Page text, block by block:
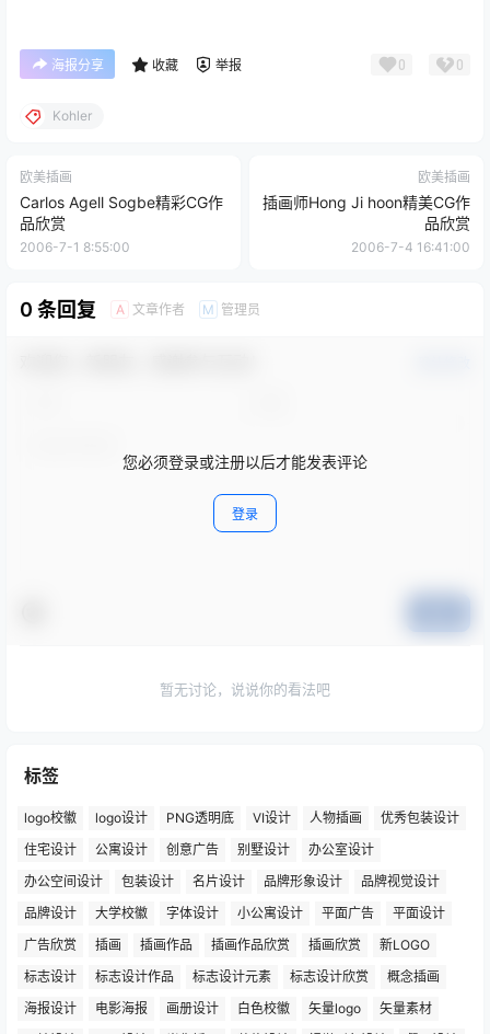
海报分享 收藏 举报 0 0
Kohler
欧美插画
Carlos Agell Sogbe精彩CG作
品欣赏
2006-7-1 8:55:00
欧美插画
插画师Hong Ji hoon精美CG作
品欣赏
2006-7-4 16:41:00
0 条回复 A 文章作者 M 管理员
您必须登录或注册以后才能发表评论
登录
暂无讨论，说说你的看法吧
标签
logo校徽 logo设计 PNG透明底 VI设计 人物插画
优秀包装设计
住宅设计
公寓设计 创意广告 别墅设计
办公室设计
办公空间设计
包装设计 名片设计 品牌形象设计
品牌视觉设计
品牌设计
大学校徽 字体设计 小公寓设计 平面广告
平面设计
广告欣赏
插画 插画作品 插画作品欣赏 插画欣赏
新LOGO
标志设计
标志设计作品 标志设计元素 标志设计欣赏
概念插画
海报设计
电影海报 画册设计 白色校徽 矢量logo
矢量素材